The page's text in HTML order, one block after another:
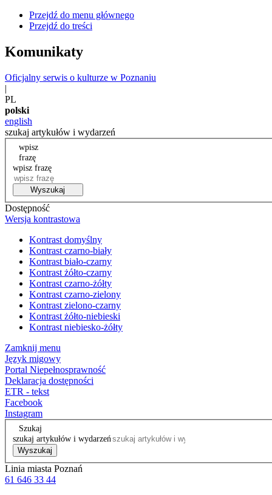
Przejdź do menu głównego
Przejdź do treści
Komunikaty
Oficjalny serwis o kulturze w Poznaniu
|
PL
polski
english
szukaj artykułów i wydarzeń
wpisz
frazę
wpisz frazę
Wyszukaj
Dostępność
Wersja kontrastowa
Kontrast domyślny
Kontrast czarno-biały
Kontrast biało-czarny
Kontrast żółto-czarny
Kontrast czarno-żółty
Kontrast czarno-zielony
Kontrast zielono-czarny
Kontrast żółto-niebieski
Kontrast niebiesko-żółty
Zamknij menu
Język migowy
Portal Niepełnosprawność
Deklaracja dostępności
ETR - tekst
Facebook
Instagram
Szukaj
szukaj artykułów i wydarzeń
Wyszukaj
Linia miasta Poznań
61 646 33 44